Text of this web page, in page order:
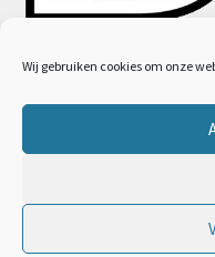
Wij gebruiken cookies om onze
© Ayurveda webwinkel